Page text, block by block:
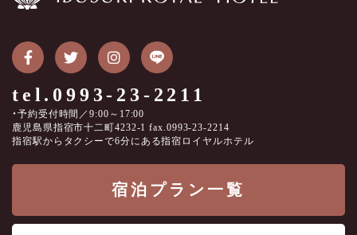
tel.0993-23-2211
・予約受付時間／9:00～17:00
鹿児島県指宿市十二町4232-1 fax.0993-23-2214
指宿駅からタクシーで6分にある指宿ロイヤルホテル
宿泊プラン一覧